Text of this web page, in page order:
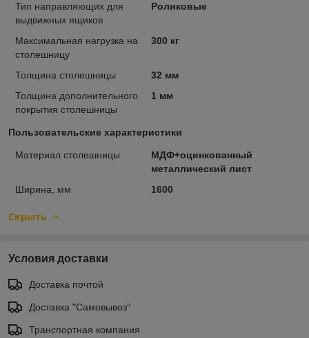
Тип направляющих для
выдвижных ящиков
Роликовые
Максимальная нагрузка на
столешницу
300 кг
Толщина столешницы
32 мм
Толщина дополнительного
покрытия столешницы
1 мм
Пользовательские характеристики
Материал столешницы
МДФ+оцинкованный
металлический лист
Ширина, мм
1600
Скрыть
Условия доставки
Доставка почтой
Доставка "Самовывоз"
Транспортная компания